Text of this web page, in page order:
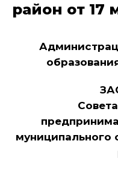
район от 17
муниципального